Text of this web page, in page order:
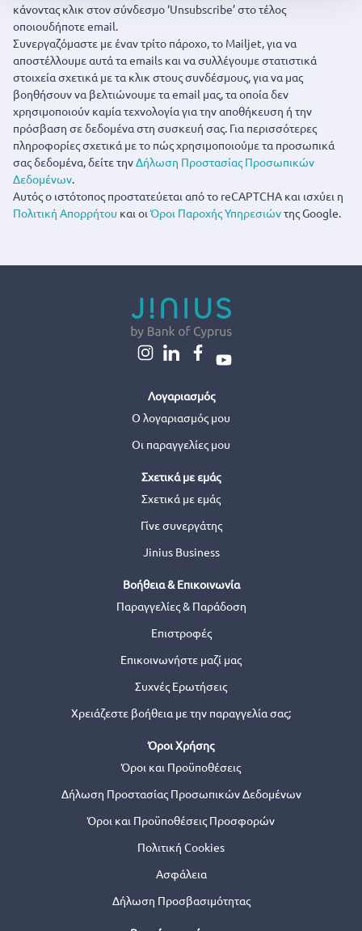
κάνοντας κλικ στον σύνδεσμο ‘Unsubscribe’ στο τέλος
οποιουδήποτε email.
Συνεργαζόμαστε με έναν τρίτο πάροχο, το Mailjet, για να
αποστέλλουμε αυτά τα emails και να συλλέγουμε στατιστικά
στοιχεία σχετικά με τα κλικ στους συνδέσμους, για να μας
βοηθήσουν να βελτιώνουμε τα email μας, τα οποία δεν
χρησιμοποιούν καμία τεχνολογία για την αποθήκευση ή την
πρόσβαση σε δεδομένα στη συσκευή σας. Για περισσότερες
πληροφορίες σχετικά με το πώς χρησιμοποιούμε τα προσωπικά
σας δεδομένα, δείτε τηνΔήλωση Προστασίας Προσωπικών
Δεδομένων.
Αυτός ο ιστότοπος προστατεύεται από το reCAPTCHA και ισχύει η
Πολιτική Απορρήτου και οιΌροι Παροχής Υπηρεσιώντης Google.
Λογαριασμός
Ο λογαριασμός μου
Οι παραγγελίες μου
Σχετικά με εμάς
Σχετικά με εμάς
Γίνε συνεργάτης
Jinius Business
Βοήθεια & Επικοινωνία
Παραγγελίες & Παράδοση
Επιστροφές
Επικοινωνήστε μαζί μας
Συχνές Ερωτήσεις
Χρειάζεστε βοήθεια με την παραγγελία σας;
Όροι Χρήσης
Όροι και Προϋποθέσεις
Δήλωση Προστασίας Προσωπικών Δεδομένων
Όροι και Προϋποθέσεις Προσφορών
Πολιτική Cookies
Ασφάλεια
Δήλωση Προσβασιμότητας